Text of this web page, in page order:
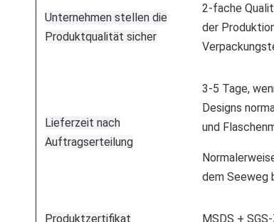
Unternehmen stellen die
Produktqualität sicher
2-fache
der
Lieferzeit nach
Auftragserteilung
3-5 Tage,
Designs
und
dem Seeweg
Produktzertifikat MSDS +